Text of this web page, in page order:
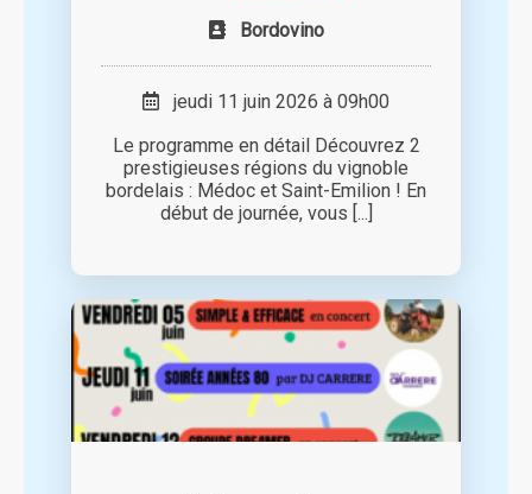
Bordovino
jeudi 11 juin 2026 à 09h00
Le programme en détail Découvrez 2
prestigieuses régions du vignoble
bordelais : Médoc et Saint-Emilion ! En
début de journée, vous [...]